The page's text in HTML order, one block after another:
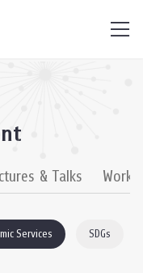
& Talks
Services SDGs